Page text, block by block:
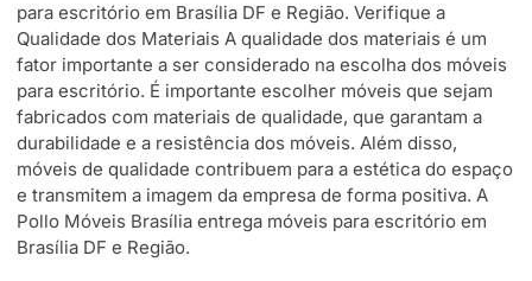
para escritório em Brasília DF e Região. Verifique a
Qualidade dos Materiais A qualidade dos materiais é um
fator importante a ser considerado na escolha dos móveis
para escritório. É importante escolher móveis que sejam
fabricados com materiais de qualidade, que garantam a
durabilidade e a resistência dos móveis. Além disso,
móveis de qualidade contribuem para a estética do espaço
e transmitem a imagem da empresa de forma positiva. A
Pollo Móveis Brasília entrega móveis para escritório em
Brasília DF e Região.